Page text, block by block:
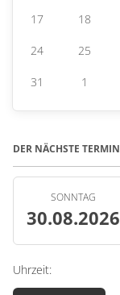
17 18
24 25
31 1
DER NÄCHSTE TERMIN
SONNTAG
30.08.2026
Uhrzeit: